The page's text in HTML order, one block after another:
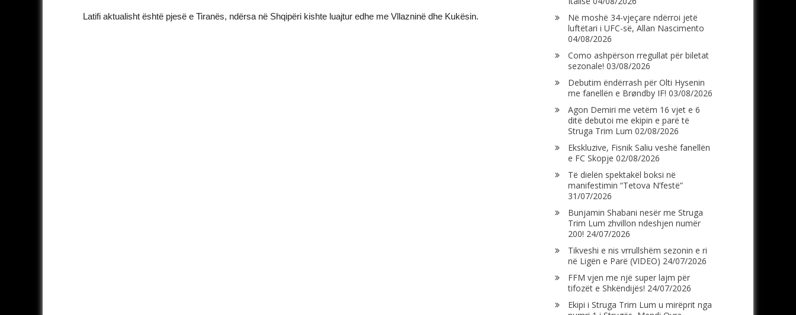
Latifi aktualisht është pjesë e Tiranës, ndërsa në Shqipëri kishte luajtur edhe me Vllazninë dhe Kukësin.
Në moshë 34-vjeçare ndërroi jetë
luftëtari i UFC-së, Allan Nascimento
04/08/2026
Como ashpërson rregullat për biletat
sezonale! 03/08/2026
Debutim ëndërrash për Olti Hysenin
me fanellën e Brøndby IF! 03/08/2026
Agon Demiri me vetëm 16 vjet e 6
ditë debutoi me ekipin e parë të
Struga Trim Lum 02/08/2026
Ekskluzive, Fisnik Saliu veshë fanellën
e FC Skopje 02/08/2026
Të dielën spektakël boksi në
manifestimin “Tetova N’festë”
31/07/2026
Bunjamin Shabani nesër me Struga
Trim Lum zhvillon ndeshjen numër
200! 24/07/2026
Tikveshi e nis vrrullshëm sezonin e ri
në Ligën e Parë (VIDEO) 24/07/2026
FFM vjen me një super lajm për
tifozët e Shkëndijës! 24/07/2026
Ekipi i Struga Trim Lum u mirëprit nga